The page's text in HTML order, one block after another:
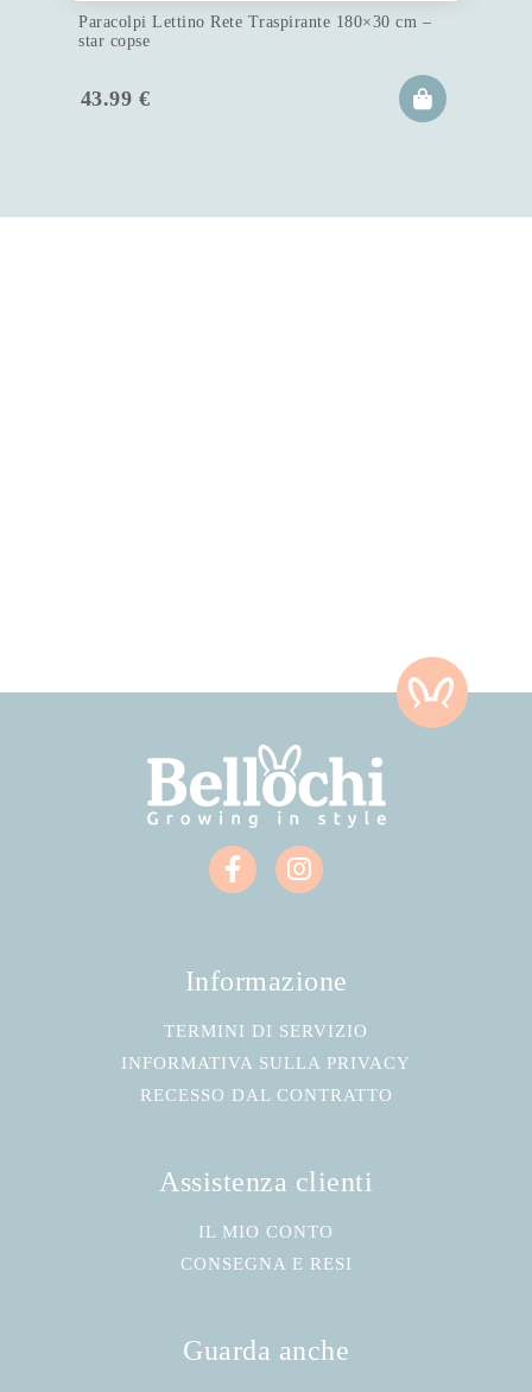
Paracolpi Lettino Rete Traspirante 180×30 cm –
star copse
43.99 €
Informazione
TERMINI DI SERVIZIO
INFORMATIVA SULLA PRIVACY
RECESSO DAL CONTRATTO
Assistenza clienti
IL MIO CONTO
CONSEGNA E RESI
Guarda anche